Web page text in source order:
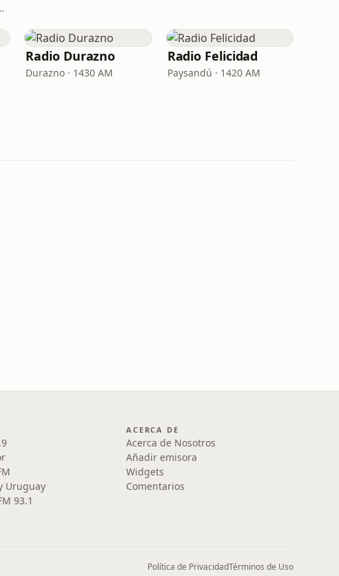
/ 1510 AM
Radio Durazno
Durazno · 1430 AM
Radio Felicidad
Paysandú · 1420 AM
Uruguay
93.1
ACERCA DE
Acerca de Nosotros
Añadir emisora
Widgets
Comentarios
Política de PrivacidadTérminos de Uso